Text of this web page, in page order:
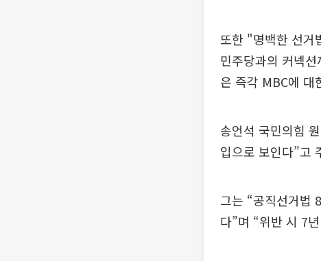
또한 "명백한 선거
민주당과의 커넥
은 즉각 MBC에 대
송언석 국민의힘
입으로 보인다”고
그는 “공직선거법
다”며 “위반 시 7